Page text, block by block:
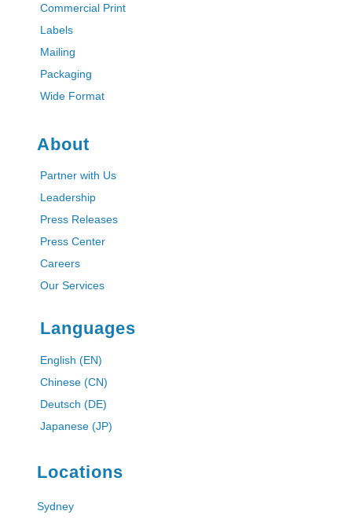
Commercial Print
Labels
Mailing
Packaging
Wide Format
About
Partner with Us
Leadership
Press Releases
Press Center
Careers
Our Services
Languages
English (EN)
Chinese (CN)
Deutsch (DE)
Japanese (JP)
Locations
Sydney